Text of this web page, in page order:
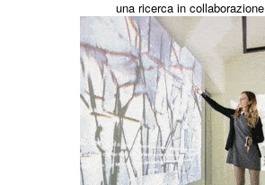
una ricerca in